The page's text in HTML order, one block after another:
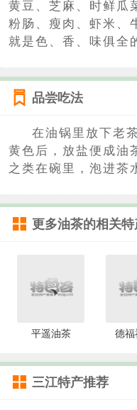
黄豆、芝麻、时鲜瓜
粉肠、瘦肉、虾米、
就是色、香、味俱全
品尝吃法
在油锅里放下老
黄色后，放盐便成油
之类在碗里，泡进茶
更多油茶的相关特
平遥油茶 德福
三江特产推荐